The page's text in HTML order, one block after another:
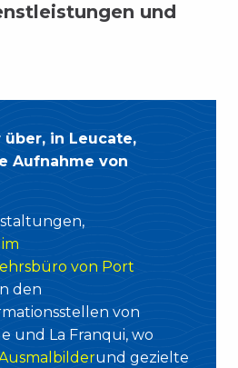
und
über, in Leucate,
Aufnahme von
im
von Port
den
von
und La Franqui, wo
und gezielte